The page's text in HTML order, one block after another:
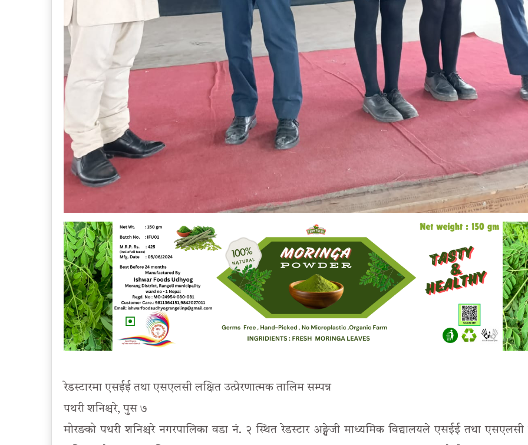
रेडस्टारमा एसईई तथा एसएलसी लक्षित उत्प्रेरणात्मक तालिम सम्पन्न
पथरी शनिश्चरे, पुस ७
मोरङको पथरी शनिश्चरे नगरपालिका वडा नं. २ स्थित रेडस्टार अङ्ग्रेजी माध्यमिक विद्यालयले एसईई तथा एसएलसी